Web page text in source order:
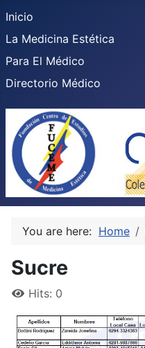
Inicio
La Medicina Estética
Para El Médico
Directorio Médico
You are here: Home
Sucre
Hits: 0